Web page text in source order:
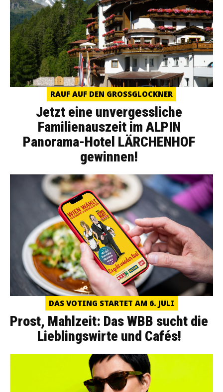
RAUF AUF DEN GROSSGLOCKNER
Jetzt eine unvergessliche
Familienauszeit im ALPIN
Panorama-Hotel LÄRCHENHOF
gewinnen!
DAS VOTING STARTET AM 6. JULI
Prost, Mahlzeit: Das WBB sucht die
Lieblingswirte und Cafés!